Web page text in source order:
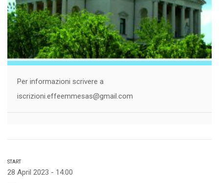
Per informazioni scrivere a
iscrizioni.effeemmesas@gmail.com
START
28 April 2023 - 14:00